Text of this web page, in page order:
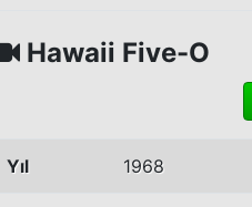
Hawaii Five-O
Yıl 1968